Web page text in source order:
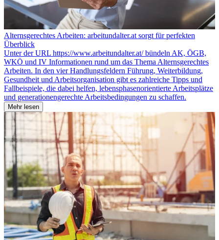
Alternsgerechtes Arbeiten: arbeitundalter.at sorgt für perfekten
Überblick
Unter der URL https://www.arbeitundalter.at/ bündeln AK, ÖGB,
WKÖ und IV Informationen rund um das Thema Alternsgerechtes
Arbeiten. In den vier Handlungsfeldern Führung, Weiterbildung,
Gesundheit und Arbeitsorganisation gibt es zahlreiche Tipps und
Fallbeispiele, die dabei helfen, lebensphasenorientierte Arbeitsplätze
und generationengerechte Arbeitsbedingungen zu schaffen.
Mehr lesen